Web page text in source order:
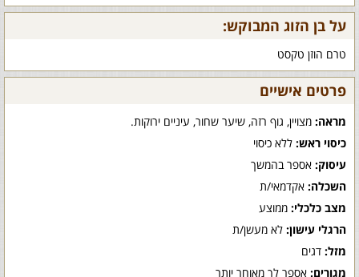
על בן הזוג המבוקש:
טרם הוזן טקסט
פרטים אישיים
מראה: מצויין, גוף רזה, שיער שחור, עיניים ירוקות.
כיסוי ראש: ללא כיסוי
עיסוק: אספר בהמשך
השכלה: אקדמאי/ת
מצב כלכלי: ממוצע
הרגלי עישון: לא מעשן/ת
מזל: דגים
מגורים: אספר לך מאוחר יותר